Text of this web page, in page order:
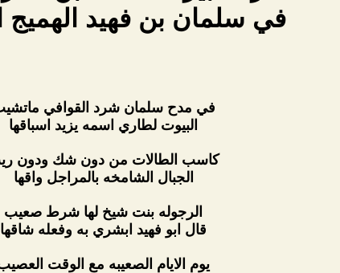
في سلمان بن فهيد الهميج
في مدح سلمان شرد القوافي
البيوت لطاري اسمه يزيد اسباقها
كاسب الطالات من دون شك ودون
الجبال الشامخه بالمراجل واقها
الرجوله بنت شيخ لها شرط صعيب
قال ابو فهيد ابشري به وفعله شاقها
يوم الايام الصعيبه مع الوقت